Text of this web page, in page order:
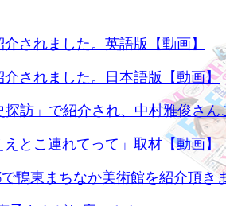
されました。英語版【動画】
されました。日本語版【動画】
探訪」で紹介され、中村雅俊さん
とこ連れてって」取材【動画】
で鴨東まちなか美術館を紹介頂き